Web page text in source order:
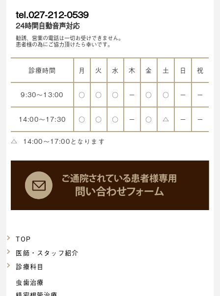
tel.027-212-0539
24時間自動音声対応
勧誘、営業の電話は一切お受けできません。
患者様の為にご協力頂けたら幸いです。
診療時間 月 火 水 木 金 土 日 祝
9:30～13:00 ○ ○ ○ ー ○ ○ ー ー
14:00～17:30 ○ ○ ○ ー ○ △ ー ー
△ 14:00～17:00となります
TOP
医師・スタッフ紹介
診療科目
虫歯治療